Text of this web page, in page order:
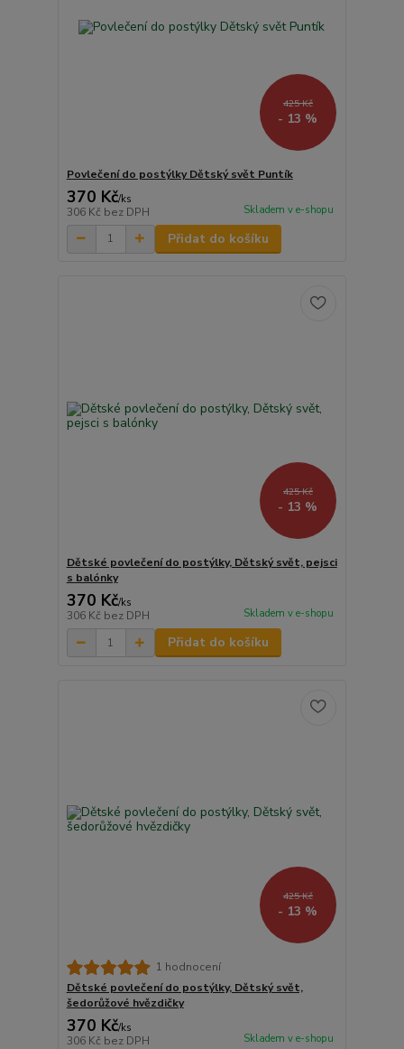
425 Kč
- 13 %
Povlečení do postýlky Dětský svět Puntík
370 Kč/ks
306 Kč bez DPH Skladem v e-shopu
Přidat do košíku
425 Kč
- 13 %
Dětské povlečení do postýlky, Dětský svět, pejsci
s balónky
370 Kč/ks
306 Kč bez DPH Skladem v e-shopu
Přidat do košíku
425 Kč
- 13 %
1 hodnocení
Dětské povlečení do postýlky, Dětský svět,
šedorůžové hvězdičky
370 Kč/ks
306 Kč bez DPH Skladem v e-shopu